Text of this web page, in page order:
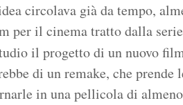
circolava già da tempo,
per il cinema tratto dalla serie
il progetto di un nuovo
di un remake, che
in una pellicola di